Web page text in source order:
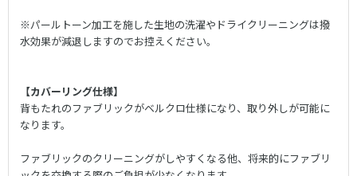
※パールトーン加工を施した生地の洗濯やドライクリーニングは撥
水効果が減退しますのでお控えください。
【カバーリング仕様】
背もたれのファブリックがベルクロ仕様になり、取り外しが可能に
なります。
ファブリックのクリーニングがしやすくなる他、将来的にファブリ